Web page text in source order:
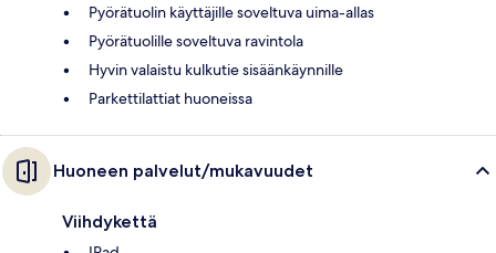
Pyörätuolin käyttäjille soveltuva uima-allas
Pyörätuolille soveltuva ravintola
Hyvin valaistu kulkutie sisäänkäynnille
Parkettilattiat huoneissa
Huoneen palvelut/mukavuudet
Viihdykettä